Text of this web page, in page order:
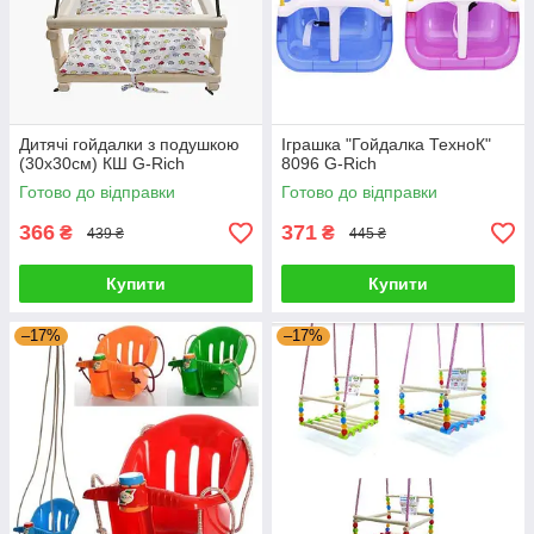
Дитячі гойдалки з подушкою
(30х30см) КШ G-Rich
Готово до відправки
366 ₴ 439 ₴
Купити
Іграшка "Гойдалка ТехноК"
8096 G-Rich
Готово до відправки
371 ₴ 445 ₴
Купити
–17% –17%